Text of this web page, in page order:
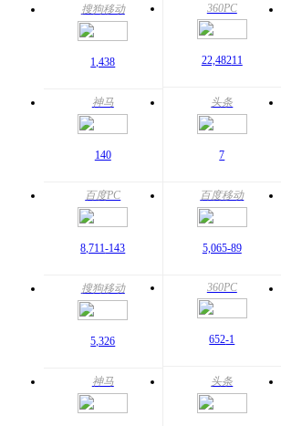
搜狗移动
1,438
360PC
22,48211
神马
140
头条
7
百度PC
8,711-143
百度移动
5,065-89
搜狗移动
5,326
360PC
652-1
神马 头条